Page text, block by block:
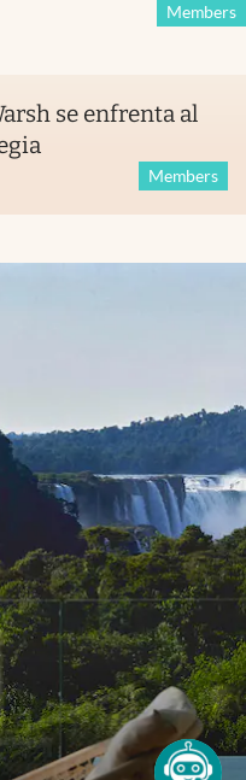
Members
se enfrenta al
Members